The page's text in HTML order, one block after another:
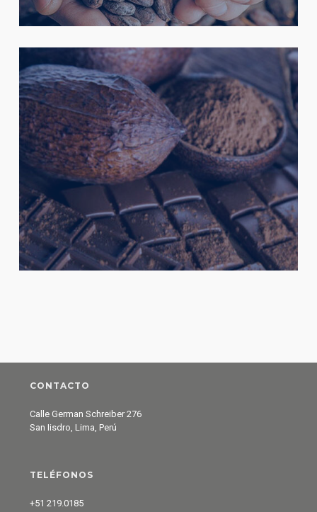
CONTACTO
Calle German Schreiber 276
San Iisdro, Lima, Perú
TELÉFONOS
+51 219.0185